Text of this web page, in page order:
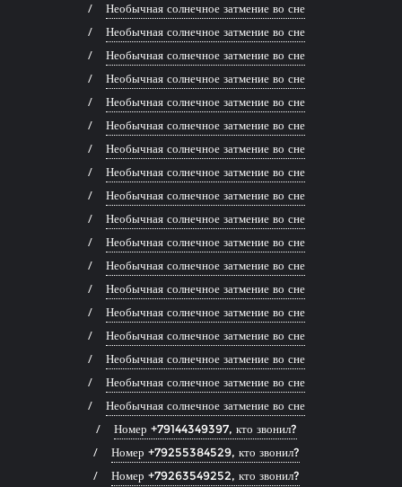
Необычная солнечное затмение во сне
Необычная солнечное затмение во сне
Необычная солнечное затмение во сне
Необычная солнечное затмение во сне
Необычная солнечное затмение во сне
Необычная солнечное затмение во сне
Необычная солнечное затмение во сне
Необычная солнечное затмение во сне
Необычная солнечное затмение во сне
Необычная солнечное затмение во сне
Необычная солнечное затмение во сне
Необычная солнечное затмение во сне
Необычная солнечное затмение во сне
Необычная солнечное затмение во сне
Необычная солнечное затмение во сне
Необычная солнечное затмение во сне
Необычная солнечное затмение во сне
Необычная солнечное затмение во сне
Номер +79144349397, кто звонил?
Номер +79255384529, кто звонил?
Номер +79263549252, кто звонил?